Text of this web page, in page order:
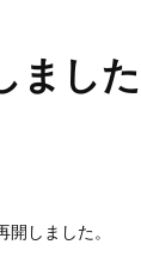
ました
開しました。